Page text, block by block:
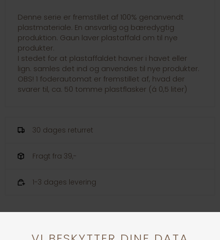
Denne serie er fremstillet af 100% genanvendt
plastmateriale. En ansvarlig og bæredygtig
produktion. Gaun laver plastaffald om til nye
produkter.
I stedet for at plastaffaldet havner i havet eller
lign. samles det ind og anvendes til nye produkter.
OBS! 1 foderautomat er fremstillet af, hvad der
svarer til, ca. 50 tomme plastflasker (á 0,5 liter)
30 dages returret
Fragt fra 39,-
1-3 dages levering
Andre købte også